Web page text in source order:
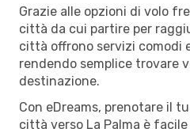
Grazie alle opzioni di volo
città da cui partire per
città offrono servizi comodi
rendendo semplice trovare
destinazione.
Con eDreams, prenotare il
città verso La Palma è